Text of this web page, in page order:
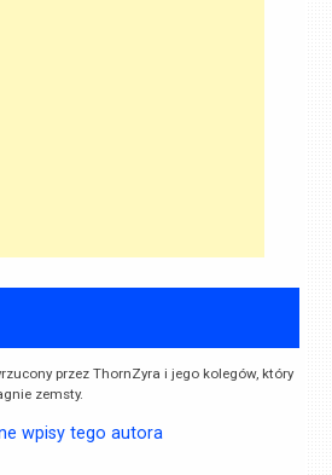
przez ThornZyra i jego kolegów, który
zemsty.
wpisy tego autora